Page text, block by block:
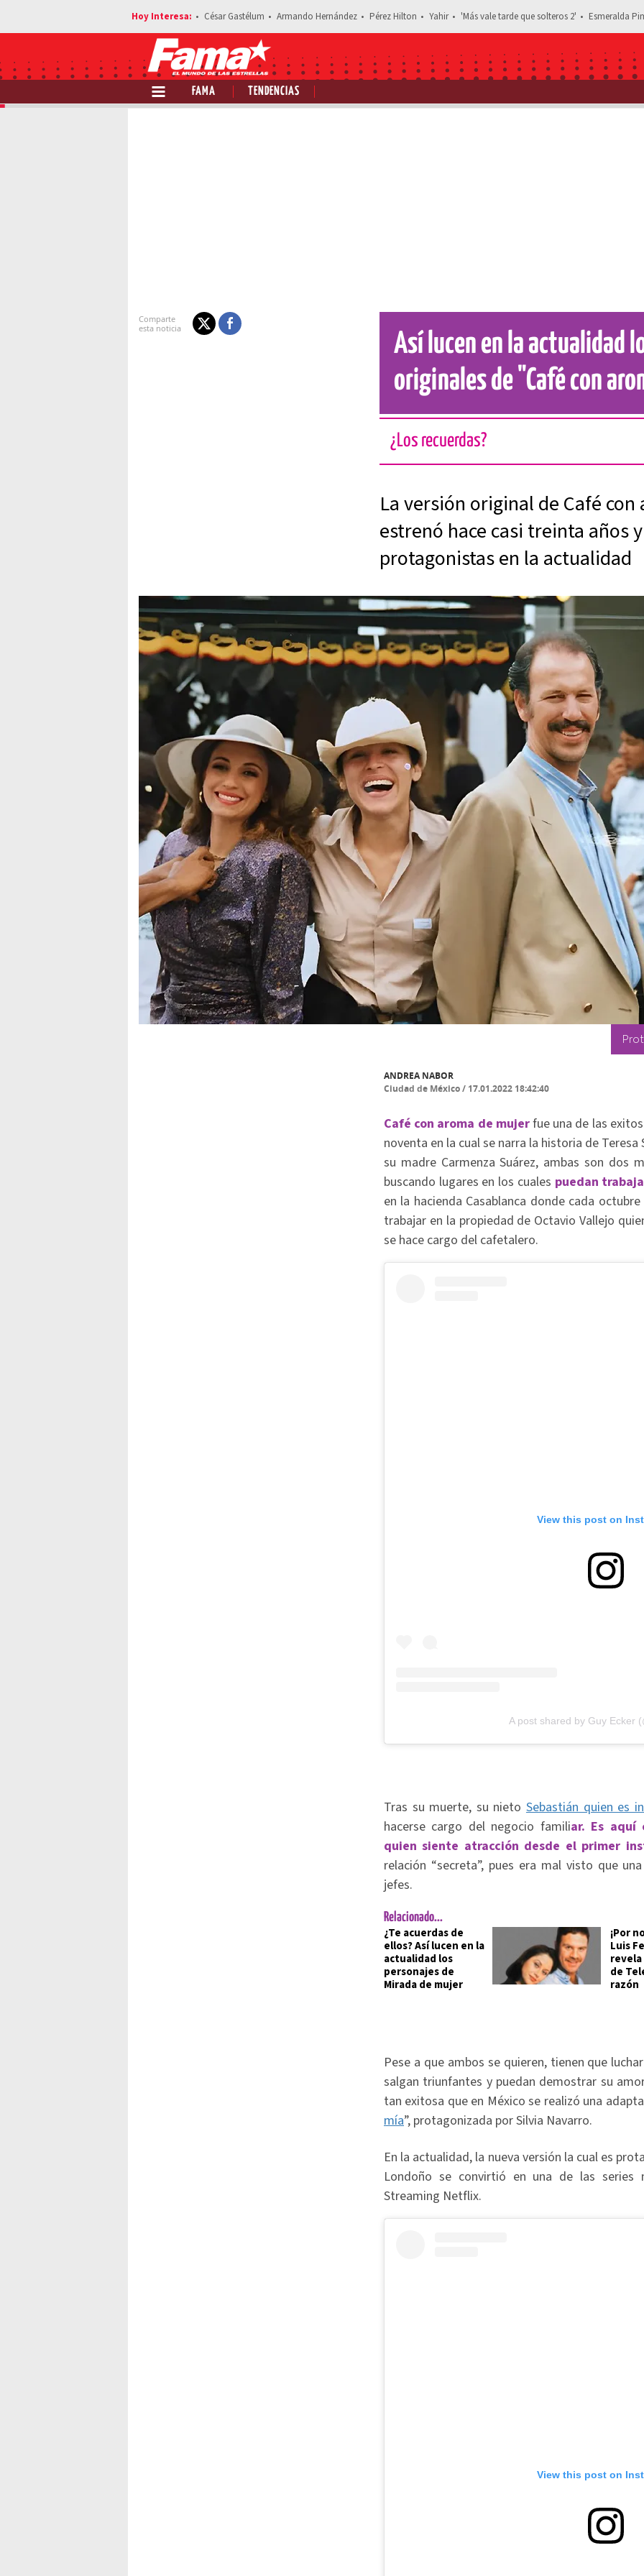
César Gastélum Armando Hernández Pérez Hilton Yahir 'Más vale tarde que solteros 2' Esmeralda
FAMA TENDENCIAS
Estás leyendo: Así lucen en la
Así lucen en la actualidad
originales de "Café con
¿Los recuerdas?
La versión original de Café
estrenó hace casi treinta años
protagonistas en la actualidad
ANDREA NABOR
Ciudad de México/ 17.01.2022 18:42:40
Café con aroma de mujerfue una de las
noventa en la cual se narra la historia de Teresa
su madre Carmenza Suárez, ambas son dos
buscando lugares en los cuales puedan
en la hacienda Casablanca donde cada
trabajar en la propiedad de Octavio Vallejo
se hace cargo del cafetalero.
View this post on
A post shared by Guy Ecker
Tras su muerte, su nieto Sebastián quien es
hacerse cargo del negocio familiar. Es aquí
quien siente atracción desde el primer
relación “secreta”, pues era mal visto que
jefes.
Relacionado...
¿Te acuerdas de
ellos? Así lucen en la
actualidad los
personajes de
Mirada de mujer
¡Por
Luis
de
razón
Pese a que ambos se quieren, tienen que
salgan triunfantes y puedan demostrar su
tan exitosa que en México se realizó una
mía”, protagonizada por Silvia Navarro.
En la actualidad, la nueva versión la cual es
Londoño se convirtió en una de las
Streaming Netflix.
View this post on